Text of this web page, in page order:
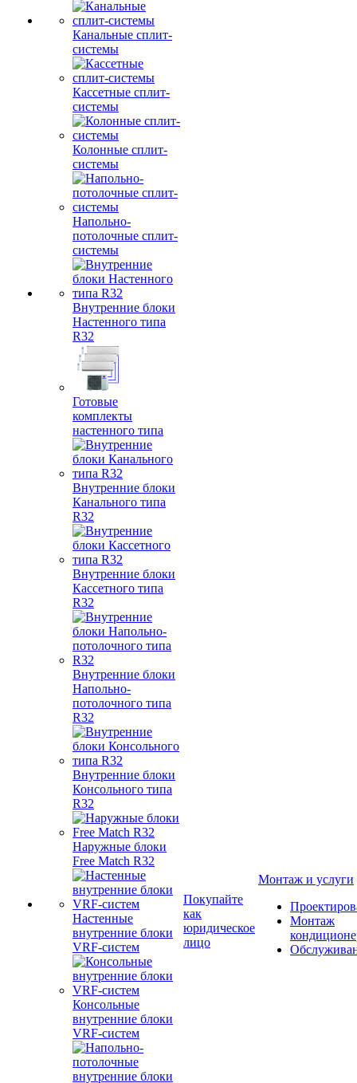
Канальные сплит-
системы
Кассетные сплит-
системы
Колонные сплит-
системы
Напольно-
потолочные сплит-
системы
Внутренние блоки
Настенного типа
R32
Готовые
комплекты
настенного типа
Внутренние блоки
Канального типа
R32
Внутренние блоки
Кассетного типа
R32
Внутренние блоки
Напольно-
потолочного типа
R32
Внутренние блоки
Консольного типа
R32
Наружные блоки
Free Match R32
Настенные
внутренние блоки
VRF-систем
Консольные
внутренние блоки
VRF-систем
Покупайте
как
юридическое
лицо
Монтаж и услуги
Монтаж